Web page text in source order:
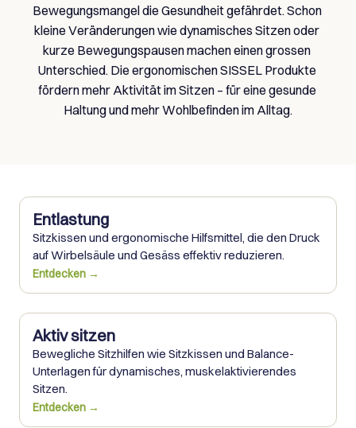
Bewegungsmangel die Gesundheit gefährdet. Schon
kleine Veränderungen wie dynamisches Sitzen oder
kurze Bewegungspausen machen einen grossen
Unterschied. Die ergonomischen SISSEL Produkte
fördern mehr Aktivität im Sitzen – für eine gesunde
Haltung und mehr Wohlbefinden im Alltag.
Entlastung
Sitzkissen und ergonomische Hilfsmittel, die den Druck
auf Wirbelsäule und Gesäss effektiv reduzieren.
Entdecken →
Aktiv sitzen
Bewegliche Sitzhilfen wie Sitzkissen und Balance-
Unterlagen für dynamisches, muskelaktivierendes
Sitzen.
Entdecken →